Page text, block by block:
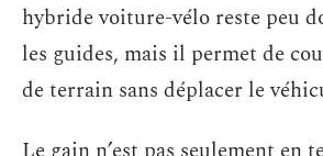
hybride voiture-vélo reste peu
les guides, mais il permet de
de terrain sans déplacer le